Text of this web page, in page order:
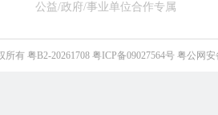
公益/政府/事业单位合作专属
所有 粤B2-20261708 粤ICP备09027564号 粤公网安